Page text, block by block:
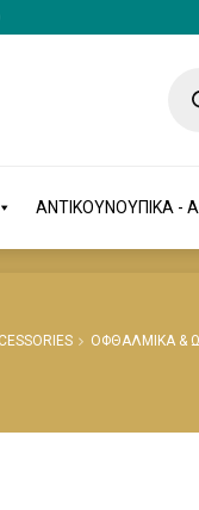
ΑΝΤΙΚΟΥΝΟΥΠΙΚΑ -
ΑΝΤΙΚΟΥΝΟΥΠΙΚΑ -
ΟΦΘΑΛΜΙΚΑ &